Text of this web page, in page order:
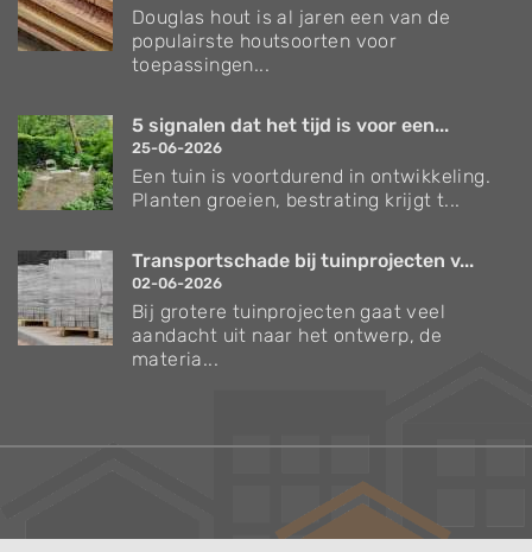
Douglas hout is al jaren een van de
populairste houtsoorten voor
toepassingen...
5 signalen dat het tijd is voor een...
25-06-2026
Een tuin is voortdurend in ontwikkeling.
Planten groeien, bestrating krijgt t...
Transportschade bij tuinprojecten v...
02-06-2026
Bij grotere tuinprojecten gaat veel
aandacht uit naar het ontwerp, de
materia...
Verzorgingstips voor bomen en planten
Inspiratie voor uw tuin en terras
De belangrijkste tuinwerkzaamheden voor de